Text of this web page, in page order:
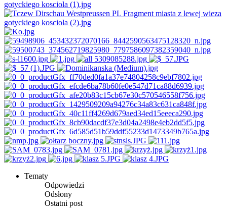
Tematy
Odpowiedzi
Odsłony
Ostatni post